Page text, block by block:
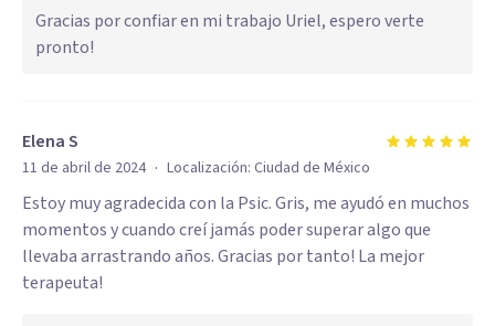
Gracias por confiar en mi trabajo Uriel, espero verte
pronto!
Elena S
11 de abril de 2024 · Localización: Ciudad de México
Estoy muy agradecida con la Psic. Gris, me ayudó en muchos
momentos y cuando creí jamás poder superar algo que
llevaba arrastrando años. Gracias por tanto! La mejor
terapeuta!